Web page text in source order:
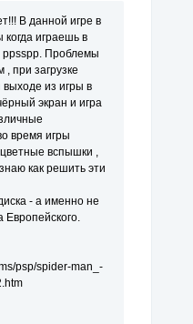
В данной игре в
играешь в
ppsspp. Проблемы
, при загрузке
из игры в
экран и игра
время игры
вспышки ,
как решить эти
- а именно не
Европейского.
psp/spider-man_-